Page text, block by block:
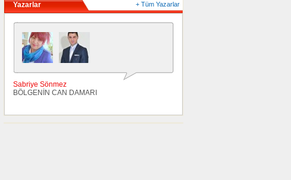
Yazarlar + Tüm Yazarlar
Sabriye Sönmez
BÖLGENİN CAN DAMARI